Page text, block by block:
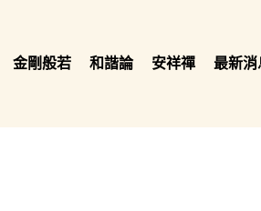
金剛般若 和諧論 安祥禪 最新消